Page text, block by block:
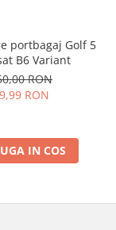
portbagaj Golf 5
B6 Variant
RON
RON
IN COS